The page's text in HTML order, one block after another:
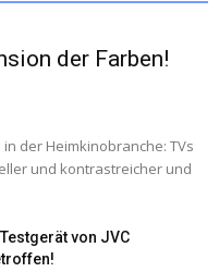
der Farben!
der Heimkinobranche: TVs
und kontrastreicher und
von JVC